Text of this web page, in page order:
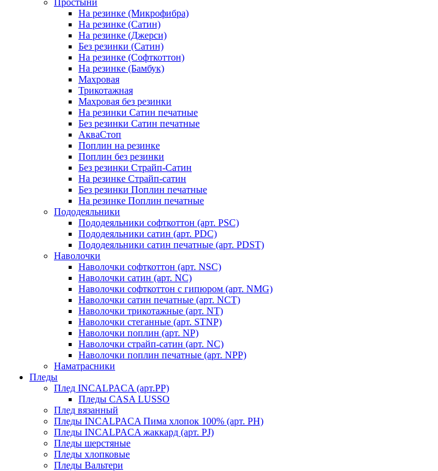
Простыни
На резинке (Микрофибра)
На резинке (Сатин)
На резинке (Джерси)
Без резинки (Сатин)
На резинке (Софткоттон)
На резинке (Бамбук)
Махровая
Трикотажная
Махровая без резинки
На резинки Сатин печатные
Без резинки Сатин печатные
АкваСтоп
Поплин на резинке
Поплин без резинки
Без резинки Страйп-Сатин
На резинке Страйп-сатин
Без резинки Поплин печатные
На резинке Поплин печатные
Пододеяльники
Пододеяльники софткоттон (арт. PSC)
Пододеяльники сатин (арт. PDC)
Пододеяльники сатин печатные (арт. PDST)
Наволочки
Наволочки софткоттон (арт. NSC)
Наволочки сатин (арт. NC)
Наволочки софткоттон с гипюром (арт. NMG)
Наволочки сатин печатные (арт. NCT)
Наволочки трикотажные (арт. NT)
Наволочки стеганные (арт. STNP)
Наволочки поплин (арт. NP)
Наволочки страйп-сатин (арт. NC)
Наволочки поплин печатные (арт. NPP)
Наматрасники
Пледы
Плед INCALPACA (арт.PP)
Пледы CASA LUSSO
Плед вязанный
Пледы INCALPACA Пима хлопок 100% (арт. PH)
Пледы INCALPACA жаккард (арт. PJ)
Пледы шерстяные
Пледы хлопковые
Пледы Вальтери